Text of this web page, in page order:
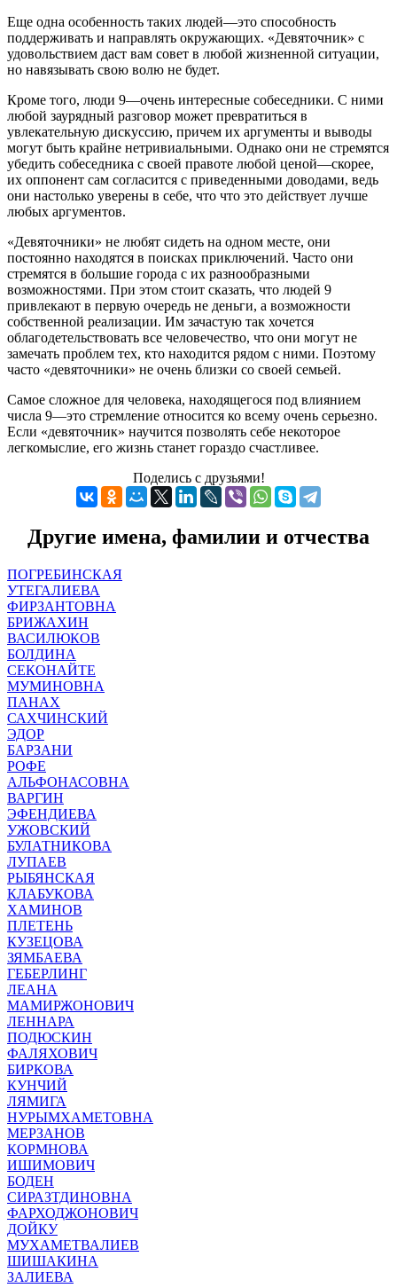
Еще одна особенность таких людей—это способность
поддерживать и направлять окружающих. «Девяточник» с
удовольствием даст вам совет в любой жизненной ситуации,
но навязывать свою волю не будет.
Кроме того, люди 9—очень интересные собеседники. С ними
любой заурядный разговор может превратиться в
увлекательную дискуссию, причем их аргументы и выводы
могут быть крайне нетривиальными. Однако они не стремятся
убедить собеседника с своей правоте любой ценой—скорее,
их оппонент сам согласится с приведенными доводами, ведь
они настолько уверены в себе, что что это действует лучше
любых аргументов.
«Девяточники» не любят сидеть на одном месте, они
постоянно находятся в поисках приключений. Часто они
стремятся в большие города с их разнообразными
возможностями. При этом стоит сказать, что людей 9
привлекают в первую очередь не деньги, а возможности
собственной реализации. Им зачастую так хочется
облагодетельствовать все человечество, что они могут не
замечать проблем тех, кто находится рядом с ними. Поэтому
часто «девяточники» не очень близки со своей семьей.
Самое сложное для человека, находящегося под влиянием
числа 9—это стремление относится ко всему очень серьезно.
Если «девяточник» научится позволять себе некоторое
легкомыслие, его жизнь станет гораздо счастливее.
Поделись с друзьями!
Другие имена, фамилии и отчества
ПОГРЕБИНСКАЯ
УТЕГАЛИЕВА
ФИРЗАНТОВНА
БРИЖАХИН
ВАСИЛЮКОВ
БОЛДИНА
СЕКОНАЙТЕ
МУМИНОВНА
ПАНАХ
САХЧИНСКИЙ
ЭДОР
БАРЗАНИ
РОФЕ
АЛЬФОНАСОВНА
ВАРГИН
ЭФЕНДИЕВА
УЖОВСКИЙ
БУЛАТНИКОВА
ЛУПАЕВ
РЫБЯНСКАЯ
КЛАБУКОВА
ХАМИНОВ
ПЛЕТЕНЬ
КУЗЕЦОВА
ЗЯМБАЕВА
ГЕБЕРЛИНГ
ЛЕАНА
МАМИРЖОНОВИЧ
ЛЕННАРА
ПОДЮСКИН
ФАЛЯХОВИЧ
БИРКОВА
КУНЧИЙ
ЛЯМИГА
НУРЫМХАМЕТОВНА
МЕРЗАНОВ
КОРМНОВА
ИШИМОВИЧ
БОДЕН
СИРАЗТДИНОВНА
ФАРХОДЖОНОВИЧ
ДОЙКУ
МУХАМЕТВАЛИЕВ
ШИШАКИНА
ЗАЛИЕВА